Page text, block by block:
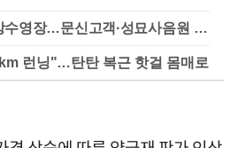
'가성비 워터밤' 한강수영장…문신고객·성묘사음원 민원
런닝"…탄탄 복근 핫걸 몸매로